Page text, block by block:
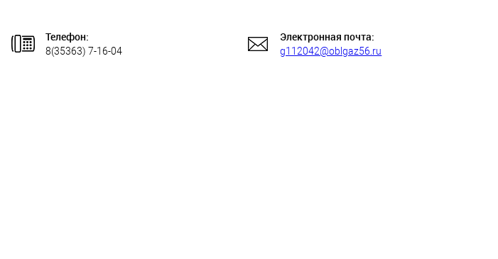
Телефон:
8(35363) 7-16-04
Электронная почта:
g112042@oblgaz56.ru